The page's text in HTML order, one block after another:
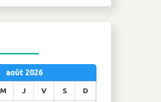
août 2026
M J V S D